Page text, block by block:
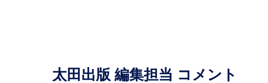
太田出版 編集担当 コメント